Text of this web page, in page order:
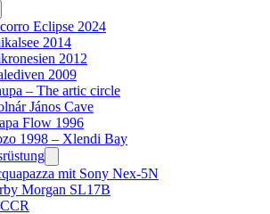
Eclipse 2024
2014
2012
2009
– The artic circle
János Cave
Flow 1996
1998 – Xlendi Bay
mit Sony Nex-5N
Morgan SL17B